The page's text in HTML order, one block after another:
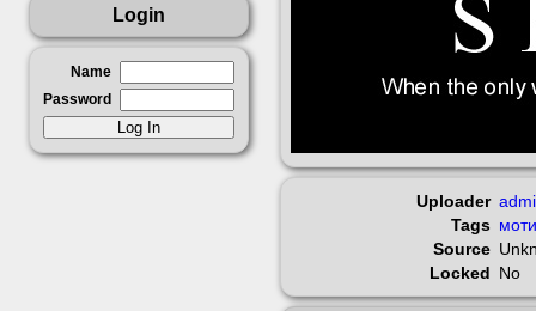
Login
Name
Password
Uploader
Tags
Source
Locked No